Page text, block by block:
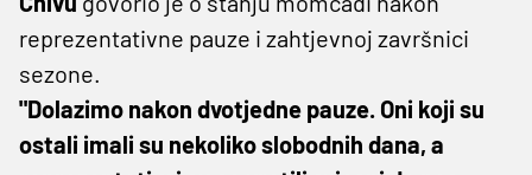
reprezentativne pauze i zahtjevnoj završnici
sezone.
"Dolazimo nakon dvotjedne pauze. Oni koji su
ostali imali su nekoliko slobodnih dana, a